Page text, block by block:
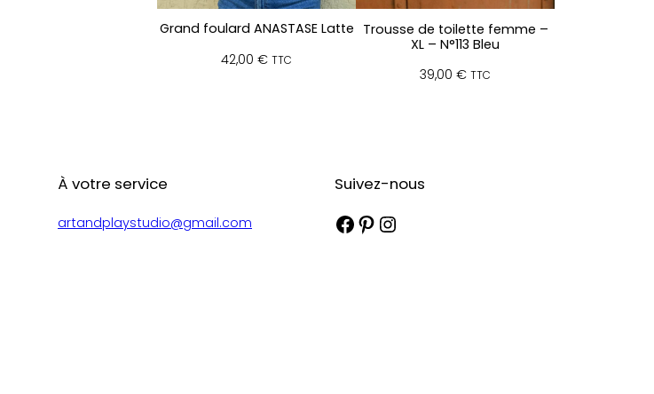
Grand foulard ANASTASE Latte
42,00 € TTC
Trousse de toilette femme –
XL – N°113 Bleu
39,00 € TTC
À votre service
artandplaystudio@gmail.com
Suivez-nous
Facebook Pinterest Instagram